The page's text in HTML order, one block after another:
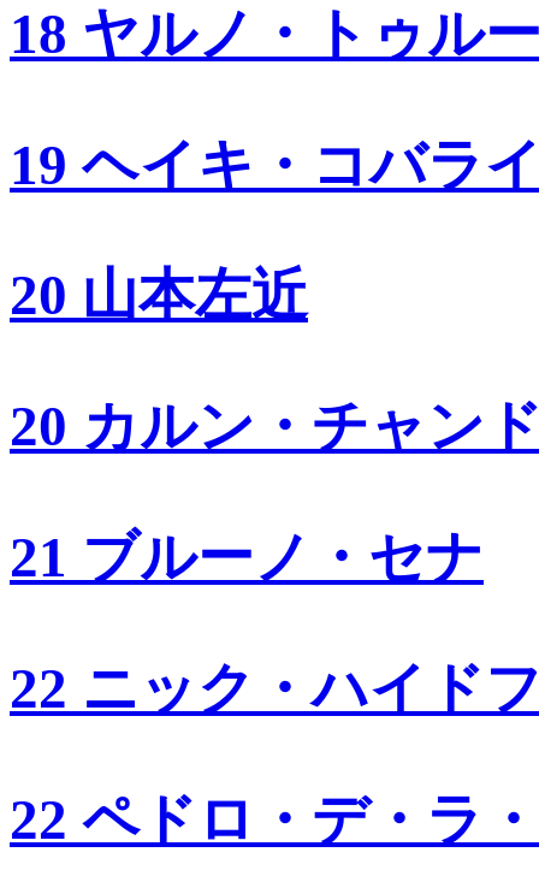
18 ヤルノ・トゥル
19 ヘイキ・コバラ
20 山本左近
20 カルン・チャン
21 ブルーノ・セナ
22 ニック・ハイド
22 ペドロ・デ・ラ